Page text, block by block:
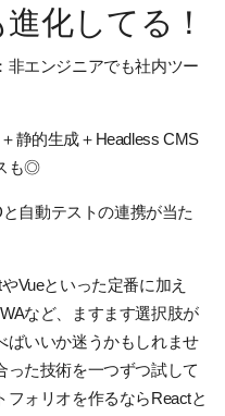
化してる！
非エンジニアでも社内ツー
＋静的生成＋Headless CMS
も◎
自動テストの連携が当た
Vueといった定番に加え
など、ますます選択肢が
ばいいか迷うかもしれませ
った技術を一つずつ試して
ォリオを作るならReactと